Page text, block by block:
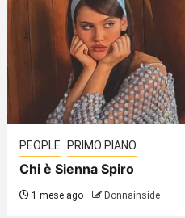
PEOPLE PRIMO PIANO
Chi è Sienna Spiro
1 mese ago Donnainside